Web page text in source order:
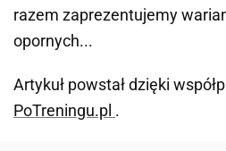
razem zaprezentujemy
opornych...
Artykuł powstał dzięki
PoTreningu.pl .